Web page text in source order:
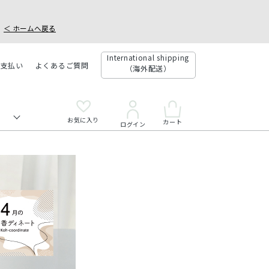
＜ ホームへ戻る
払い よくあるご質問
International shipping
（海外配送）
お気に入り ログイン カート